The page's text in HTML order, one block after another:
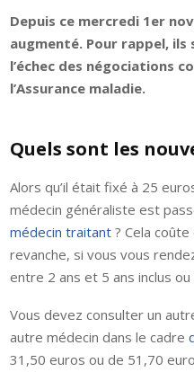
Depuis ce mercredi 1er
augmenté. Pour rappel,
l’échec des négociations
l’Assurance maladie.
Quels sont les
Alors qu’il était fixé à 25
médecin généraliste est
médecin traitant ? Cela
revanche, si vous vous
entre 2 ans et 5 ans inclus
Vous devez consulter un
autre médecin dans le cadre
31,50 euros ou de 51,70